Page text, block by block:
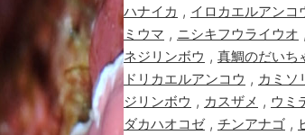
ハナイカ , イロカエルアンコ
ミウマ , ニシキフウライウオ
ネジリンボウ , 真鯛のだいち
ドリカエルアンコウ , カミソ
ジリンボウ , カスザメ , ウミ
ダカハオコゼ, チンアナゴ ,